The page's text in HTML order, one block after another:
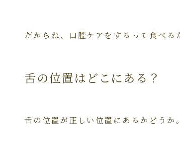
だからね、口腔ケアをするって食べる
舌の位置はどこにある？
舌の位置が正しい位置にあるかどうか。